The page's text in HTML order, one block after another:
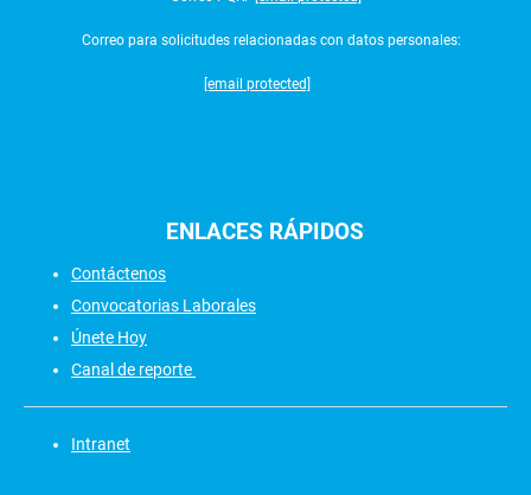
Correo para solicitudes relacionadas con datos personales:
[email protected]
ENLACES RÁPIDOS
Contáctenos
Convocatorias Laborales
Únete Hoy
Canal de reporte
Intranet